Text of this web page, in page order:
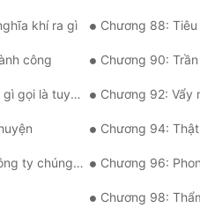
khí ra gì Chương 88:
công Chương 90:
là tuyệt vọng Chương 92: Vẩy
Chương 94:
chúng ta à Chương 96:
Chương 98: